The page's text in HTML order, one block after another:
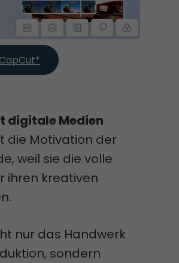
CapCut*
digitale Medien
die Motivation der
weil sie die volle
ihren kreativen
nur das Handwerk
sondern